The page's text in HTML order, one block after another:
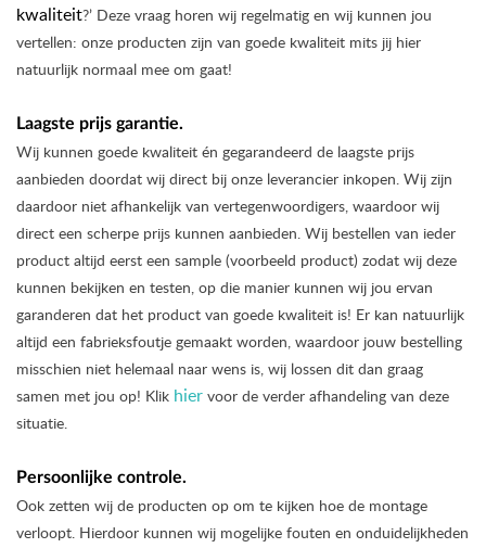
kwaliteit?’ Deze vraag horen wij regelmatig en wij kunnen jou
vertellen: onze producten zijn van goede kwaliteit mits jij hier
natuurlijk normaal mee om gaat!
Laagste prijs garantie.
Wij kunnen goede kwaliteit én gegarandeerd de laagste prijs
aanbieden doordat wij direct bij onze leverancier inkopen. Wij zijn
daardoor niet afhankelijk van vertegenwoordigers, waardoor wij
direct een scherpe prijs kunnen aanbieden. Wij bestellen van ieder
product altijd eerst een sample (voorbeeld product) zodat wij deze
kunnen bekijken en testen, op die manier kunnen wij jou ervan
garanderen dat het product van goede kwaliteit is! Er kan natuurlijk
altijd een fabrieksfoutje gemaakt worden, waardoor jouw bestelling
misschien niet helemaal naar wens is, wij lossen dit dan graag
samen met jou op! Klik hier voor de verder afhandeling van deze
situatie.
Persoonlijke controle.
Ook zetten wij de producten op om te kijken hoe de montage
verloopt. Hierdoor kunnen wij mogelijke fouten en onduidelijkheden